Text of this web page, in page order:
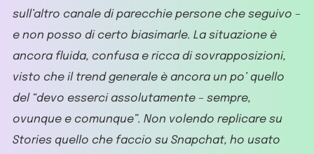
sull’altro canale di parecchie persone che seguivo –
e non posso di certo biasimarle. La situazione è
ancora fluida, confusa e ricca di sovrapposizioni,
visto che il trend generale è ancora un po’ quello
del “devo esserci assolutamente – sempre,
ovunque e comunque”. Non volendo replicare su
Stories quello che faccio su Snapchat, ho usato